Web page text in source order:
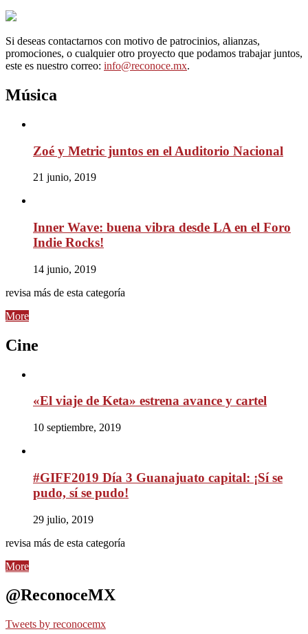
Si deseas contactarnos con motivo de patrocinios, alianzas,
promociones, o cualquier otro proyecto que podamos trabajar juntos,
este es nuestro correo: info@reconoce.mx.
Música
Zoé y Metric juntos en el Auditorio Nacional
21 junio, 2019
Inner Wave: buena vibra desde LA en el Foro
Indie Rocks!
14 junio, 2019
revisa más de esta categoría
More
Cine
«El viaje de Keta» estrena avance y cartel
10 septiembre, 2019
#GIFF2019 Día 3 Guanajuato capital: ¡Sí se
pudo, sí se pudo!
29 julio, 2019
revisa más de esta categoría
More
@ReconoceMX
Tweets by reconocemx